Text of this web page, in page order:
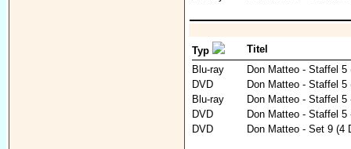
Typ
Titel
Blu-ray
Don Matteo - Staffel 5
DVD
Don Matteo - Staffel 5
Blu-ray
Don Matteo - Staffel
DVD
Don Matteo - Staffel
DVD
Don Matteo - Set 9 (4